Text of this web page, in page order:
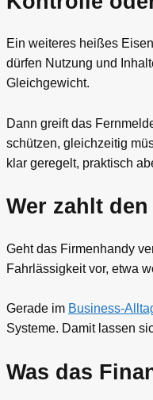
Ein weiteres heißes
dürfen Nutzung und
Gleichgewicht.
Dann greift das
schützen, gleichzeitig
klar geregelt, praktisch
Wer zahlt
Geht das Firmenhandy
Fahrlässigkeit vor, etwa
Gerade im Business-
Systeme. Damit lassen
Was das